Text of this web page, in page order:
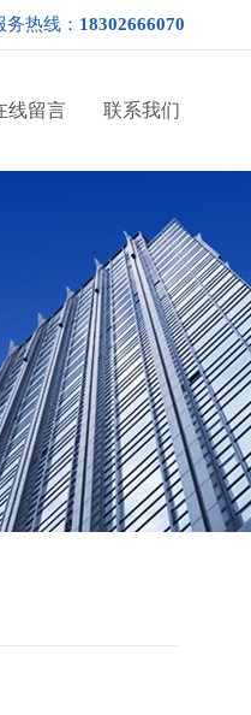
务热线： 18302666070
线留言 联系我们